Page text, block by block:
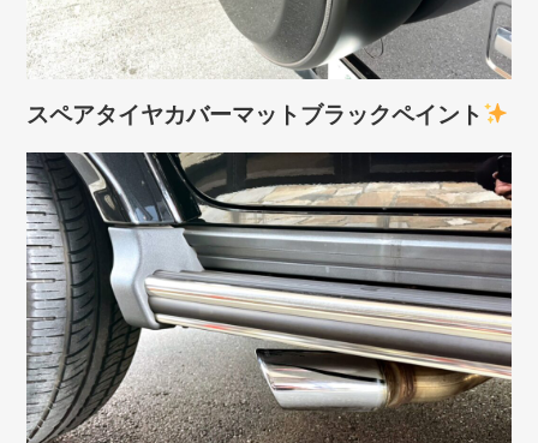
スペアタイヤカバーマットブラックペイント